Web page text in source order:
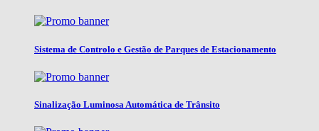
Sistema de Controlo e Gestão de Parques de Estacionamento
Sinalização Luminosa Automática de Trânsito